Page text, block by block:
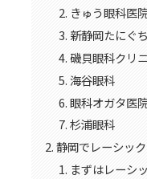
きゅう眼科医
新静岡たにぐ
磯貝眼科クリ
海谷眼科
眼科オガタ医
杉浦眼科
静岡でレーシッ
まずはレーシ